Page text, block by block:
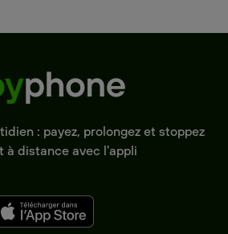
: payez, prolongez et stoppez
à distance avec l'appli